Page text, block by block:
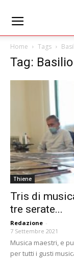
Home Tags
Tag:
Thiene
Tris di
tre serate...
Redazione -
7 Settembre 2021
Musica maestri, e
per tutti i gusti